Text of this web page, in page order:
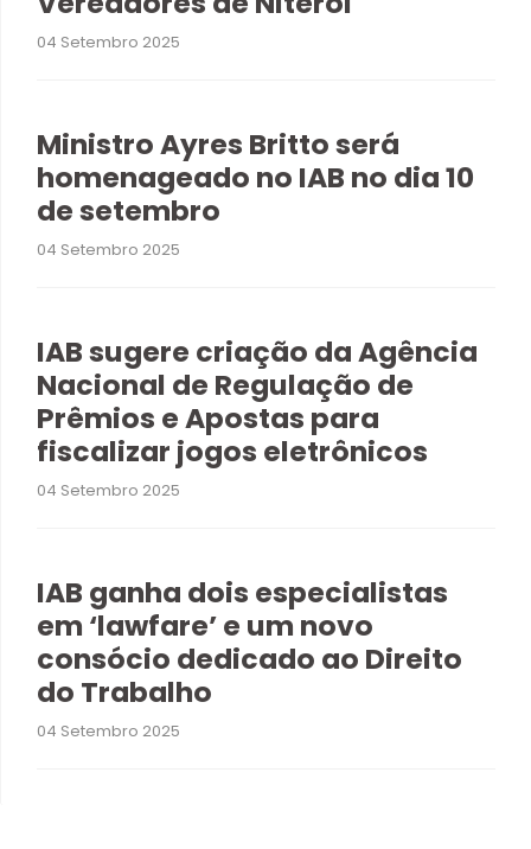
04 Setembro 2025
Ministro Ayres Britto será
homenageado no IAB no dia 10
de setembro
04 Setembro 2025
IAB sugere criação da Agência
Nacional de Regulação de
Prêmios e Apostas para
fiscalizar jogos eletrônicos
04 Setembro 2025
IAB ganha dois especialistas
em ‘lawfare’ e um novo
consócio dedicado ao Direito
do Trabalho
04 Setembro 2025